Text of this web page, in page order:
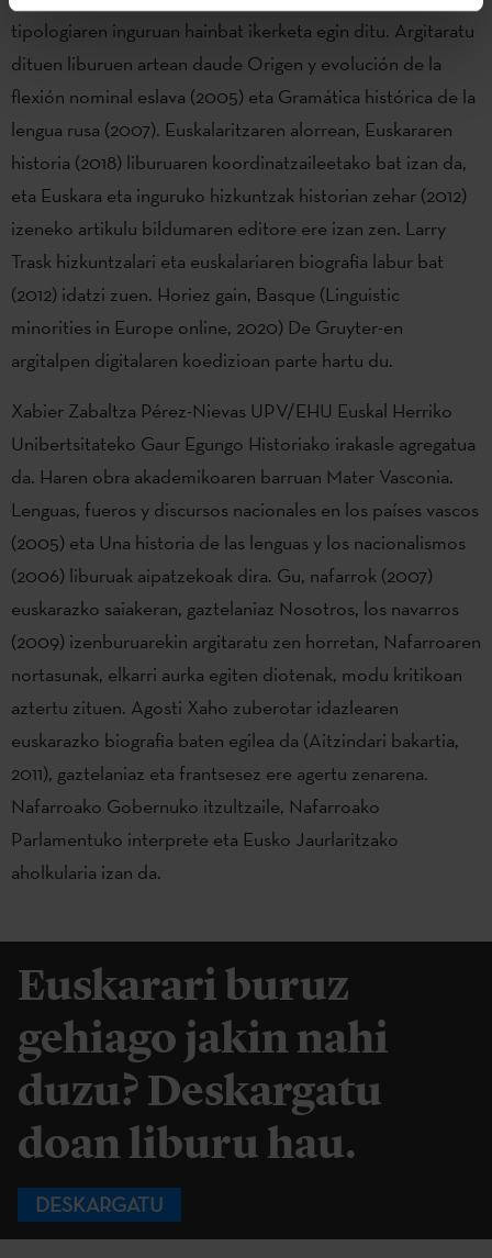
tipologiaren inguruan hainbat ikerketa egin ditu. Argitaratu
dituen liburuen artean daude Origen y evolución de la
flexión nominal eslava (2005) eta Gramática histórica de la
lengua rusa (2007). Euskalaritzaren alorrean, Euskararen
historia (2018) liburuaren koordinatzaileetako bat izan da,
eta Euskara eta inguruko hizkuntzak historian zehar (2012)
izeneko artikulu bildumaren editore ere izan zen. Larry
Trask hizkuntzalari eta euskalariaren biografia labur bat
(2012) idatzi zuen. Horiez gain, Basque (Linguistic
minorities in Europe online, 2020) De Gruyter-en
argitalpen digitalaren koedizioan parte hartu du.
Xabier Zabaltza Pérez-Nievas UPV/EHU Euskal Herriko
Unibertsitateko Gaur Egungo Historiako irakasle agregatua
da. Haren obra akademikoaren barruan Mater Vasconia.
Lenguas, fueros y discursos nacionales en los países vascos
(2005) eta Una historia de las lenguas y los nacionalismos
(2006) liburuak aipatzekoak dira. Gu, nafarrok (2007)
euskarazko saiakeran, gaztelaniaz Nosotros, los navarros
(2009) izenburuarekin argitaratu zen horretan, Nafarroaren
nortasunak, elkarri aurka egiten diotenak, modu kritikoan
aztertu zituen. Agosti Xaho zuberotar idazlearen
euskarazko biografia baten egilea da (Aitzindari bakartia,
2011), gaztelaniaz eta frantsesez ere agertu zenarena.
Nafarroako Gobernuko itzultzaile, Nafarroako
Parlamentuko interprete eta Eusko Jaurlaritzako
aholkularia izan da.
Euskarari buruz
gehiago jakin nahi
duzu? Deskargatu
doan liburu hau.
DESKARGATU